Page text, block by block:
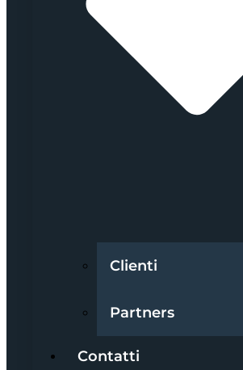
Clienti
Partners
Contatti